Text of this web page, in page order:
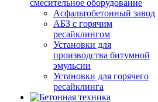
смесительное оборудование
Асфальтобетонный завод
АБЗ с горячим
ресайклингом
Установки для
производства битумной
эмульсии
Установки для горячего
ресайклинга